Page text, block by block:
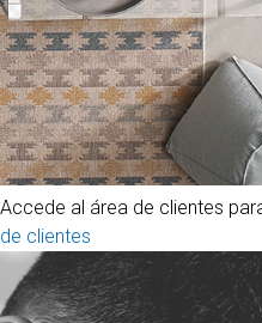
Accede al área de clientes
de clientes